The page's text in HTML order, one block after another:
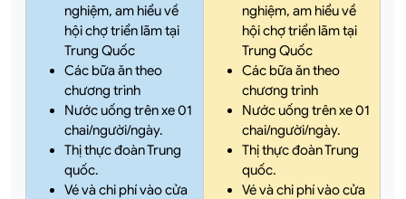
nghiệm, am hiểu về
hội chợ triển lãm tại
Trung Quốc
Các bữa ăn theo
chương trình
Nước uống trên xe 01
chai/người/ngày.
Thị thực đoàn Trung
quốc.
Vé và chi phí vào cửa
nghiệm, am hiểu về
hội chợ triển lãm tại
Trung Quốc
Các bữa ăn theo
chương trình
Nước uống trên xe 01
chai/người/ngày.
Thị thực đoàn Trung
quốc.
Vé và chi phí vào cửa